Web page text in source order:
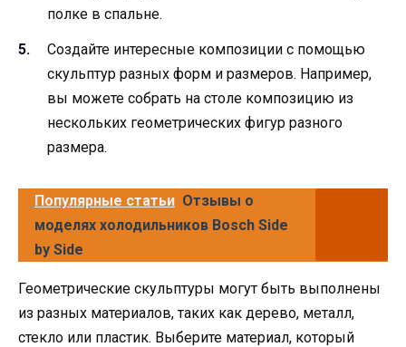
полке в спальне.
Создайте интересные композиции с помощью
скульптур разных форм и размеров. Например,
вы можете собрать на столе композицию из
нескольких геометрических фигур разного
размера.
Популярные статьи Отзывы о
моделях холодильников Bosch Side
by Side
Геометрические скульптуры могут быть выполнены
из разных материалов, таких как дерево, металл,
стекло или пластик. Выберите материал, который